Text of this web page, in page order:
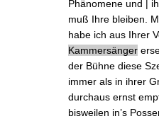
Phänomene und |
muß Ihre bleiben.
habe ich aus Ihrer
Kammersänger
der Bühne diese
immer als in ihrer
durchaus ernst
bisweilen in’s